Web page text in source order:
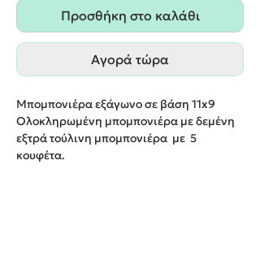
Προσθήκη στο καλάθι
Αγορά τώρα
Μπομπονιέρα εξάγωνο σε βάση 11x9
Ολοκληρωμένη μπομπονιέρα με δεμένη
εξτρά τούλινη μπομπονιέρα με 5
κουφέτα.